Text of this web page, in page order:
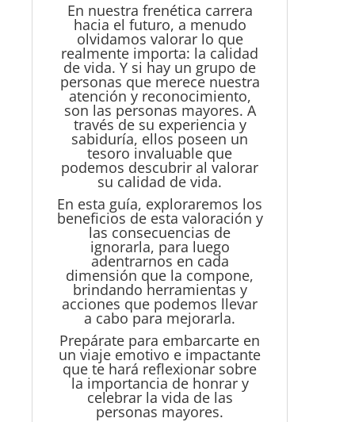
En nuestra frenética carrera
hacia el futuro, a menudo
olvidamos valorar lo que
realmente importa: la calidad
de vida.Y si hay un grupo de
personas que merece nuestra
atención y reconocimiento,
son las personas mayores. A
través de su experiencia y
sabiduría, ellos poseen un
tesoro invaluable que
podemos descubrir al valorar
su calidad de vida.
En esta guía, exploraremos los
beneficios de esta valoración y
las consecuencias de
ignorarla, para luego
adentrarnos en cada
dimensión que la compone,
brindando herramientas y
acciones que podemos llevar
a cabo para mejorarla.
Prepárate para embarcarte en
un viaje emotivo e impactante
que te hará reflexionar sobre
la importancia de honrar y
celebrar la vida de las
personas mayores.